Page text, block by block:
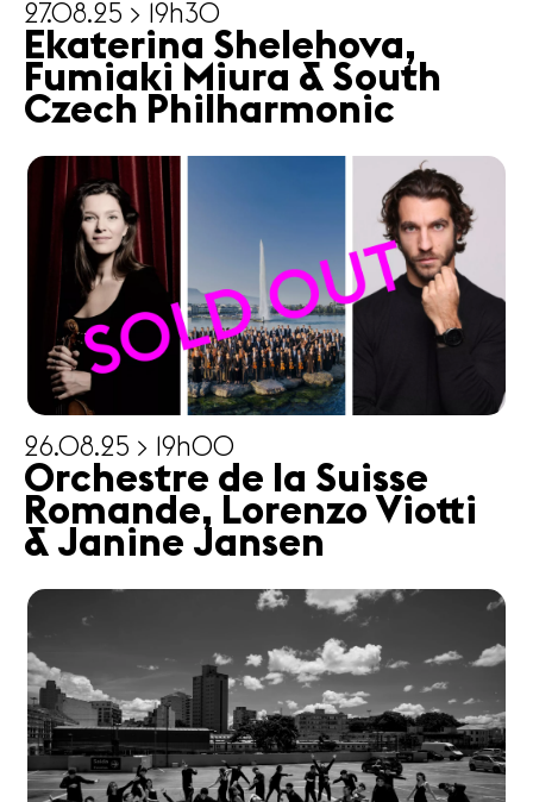
27.08.25 > 19h30
Ekaterina Shelehova,
Fumiaki Miura & South
Czech Philharmonic
26.08.25 > 19h00
Orchestre de la Suisse
Romande, Lorenzo Viotti
& Janine Jansen